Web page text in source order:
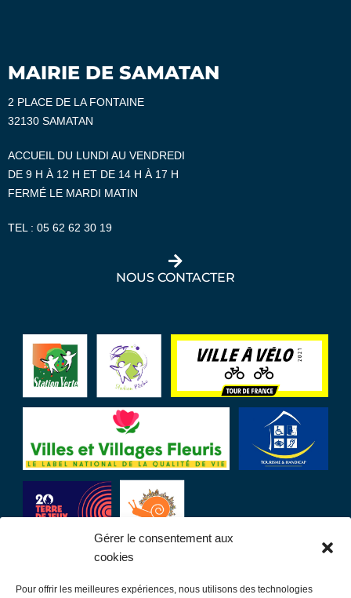
Gérer le consentement aux
cookies
Pour offrir les meilleures expériences, nous utilisons des technologies
MAIRIE DE SAMATAN
2 PLACE DE LA FONTAINE
32130 SAMATAN
ACCUEIL DU LUNDI AU VENDREDI
DE 9 H À 12 H ET DE 14 H À 17 H
FERMÉ LE MARDI MATIN
TEL : 05 62 62 30 19
NOUS CONTACTER